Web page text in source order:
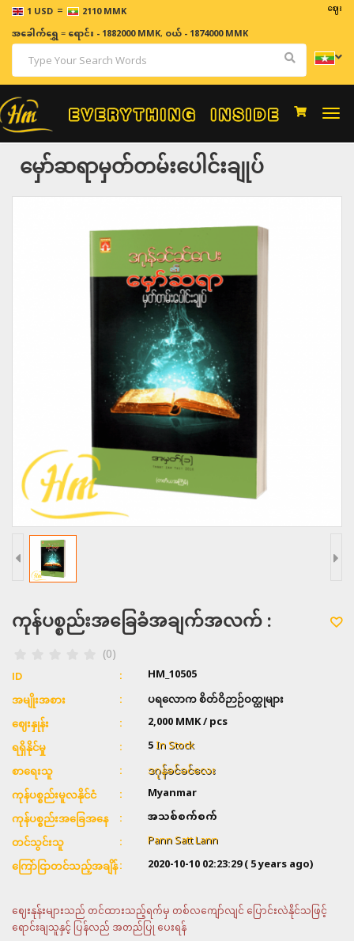
1 USD = 2110 MMK ဈေးနှုန်း
အခေါက်ရွှေ=ရောင်း - 1882000 MMK, ဝယ် - 1874000 MMK
မှော်ဆရာမှတ်တမ်းပေါင်းချုပ်
ကုန်ပစ္စည်းအခြေခံအချက်အလက် :
(0)
ID HM_10505
အမျိုးအစား
ပရလောက စိတ်ဝိဉာဉ်ဝတ္ထုများ
ဈေးနှုန်း
2,000MMK / pcs
ရရှိနိုင်မှု 5In Stock
စာရေးသူ
ဒဂုန်ခင်ခင်လေး
ကုန်ပစ္စည်းမူလနိုင်ငံ
Myanmar
ကုန်ပစ္စည်းအခြေအနေ အသစ်စက်စက်
တင်သွင်းသူ Pann Satt Lann
ကြော်ငြာတင်သည့်အချိန် 2020-10-10 02:23:29( 5 years ago)
ဈေးနုန်းများသည် တင်ထားသည့်ရက်မှ တစ်လကျော်လျင် ပြောင်းလဲနိုင်သဖြင့်
ရောင်းချသူနှင့် ပြန်လည် အတည်ပြု ပေးရန်